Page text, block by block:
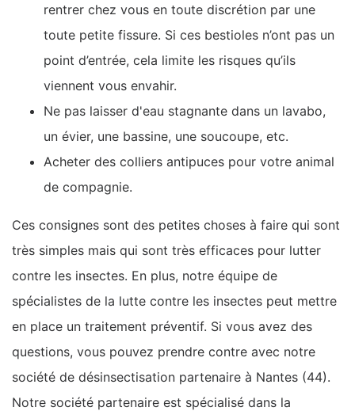
rentrer chez vous en toute discrétion par une
toute petite fissure. Si ces bestioles n’ont pas un
point d’entrée, cela limite les risques qu’ils
viennent vous envahir.
Ne pas laisser d'eau stagnante dans un lavabo,
un évier, une bassine, une soucoupe, etc.
Acheter des colliers antipuces pour votre animal
de compagnie.
Ces consignes sont des petites choses à faire qui sont
très simples mais qui sont très efficaces pour lutter
contre les insectes. En plus, notre équipe de
spécialistes de la lutte contre les insectes peut mettre
en place un traitement préventif. Si vous avez des
questions, vous pouvez prendre contre avec notre
société de désinsectisation partenaire à Nantes (44).
Notre société partenaire est spécialisé dans la